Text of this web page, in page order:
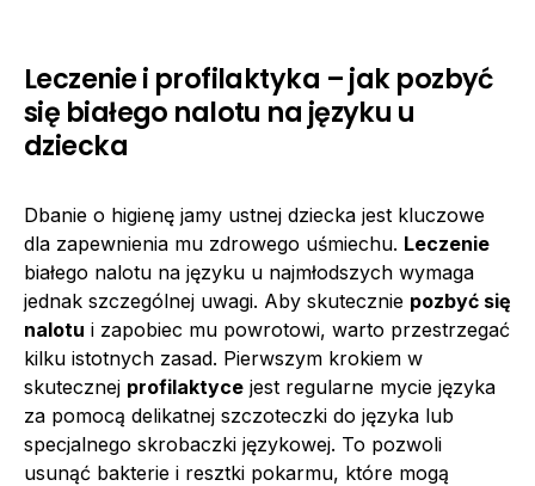
Leczenie i profilaktyka – jak pozbyć
się białego nalotu na języku u
dziecka
Dbanie o higienę jamy ustnej dziecka jest kluczowe
dla zapewnienia mu zdrowego uśmiechu. Leczenie
białego nalotu na języku u najmłodszych wymaga
jednak szczególnej uwagi. Aby skutecznie pozbyć się
nalotu i zapobiec mu powrotowi, warto przestrzegać
kilku istotnych zasad. Pierwszym krokiem w
skutecznej profilaktyce jest regularne mycie języka
za pomocą delikatnej szczoteczki do języka lub
specjalnego skrobaczki językowej. To pozwoli
usunąć bakterie i resztki pokarmu, które mogą